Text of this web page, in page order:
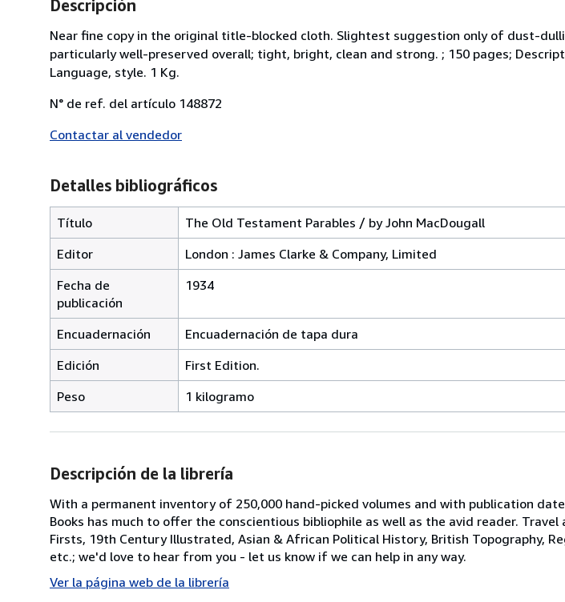
Descripción
Near fine copy in the original title-blocked cloth. Slightest suggestion only of dust-
particularly well-preserved overall; tight, bright, clean and strong. ; 150 pages;
Language, style. 1 Kg.
N° de ref. del artículo 148872
Contactar al vendedor
Detalles bibliográficos
Título
The Old Testament Parables / by John MacDougall
Editor
London : James Clarke & Company, Limited
Fecha de
publicación
1934
Encuadernación
Encuadernación de tapa dura
Edición
First Edition.
Peso
1 kilogramo
Descripción de la librería
With a permanent inventory of 250,000 hand-picked volumes and with publication
Books has much to offer the conscientious bibliophile as well as the avid reader.
Firsts, 19th Century Illustrated, Asian & African Political History, British Topography,
etc.; we'd love to hear from you - let us know if we can help in any way.
Ver la página web de la librería